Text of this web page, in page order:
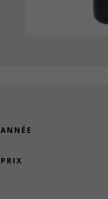
ANNÉE
PRIX